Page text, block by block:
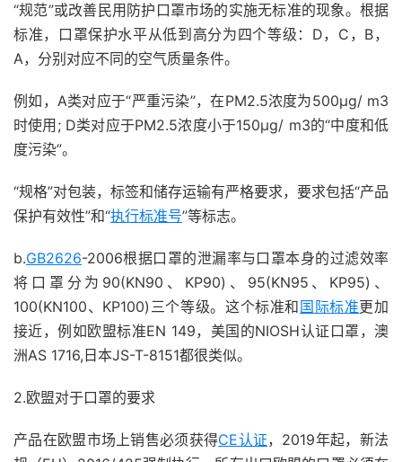
“规范”或改善民用防护口罩市场的实施无标准的现象。根据
标准，口罩保护水平从低到高分为四个等级：D，C，B，
A，分别对应不同的空气质量条件。
例如，A类对应于“严重污染”，在PM2.5浓度为500μg/ m3
时使用; D类对应于PM2.5浓度小于150μg/ m3的“中度和低
度污染”。
“规格”对包装，标签和储存运输有严格要求，要求包括“产品
保护有效性”和“执行标准号”等标志。
b.GB2626-2006根据口罩的泄漏率与口罩本身的过滤效率
将口罩分为90(KN90、KP90)、95(KN95、KP95)、
100(KN100、KP100)三个等级。这个标准和 国际标准更加
接近，例如欧盟标准EN 149，美国的NIOSH认证口罩，澳
洲AS 1716,日本JS-T-8151都很类似。
2.欧盟对于口罩的要求
产品在欧盟市场上销售必须获得CE认证，2019年起，新法